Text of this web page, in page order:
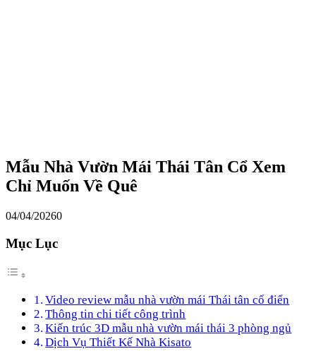
Mẫu Nhà Vườn Mái Thái Tân Cổ Xem
Chỉ Muốn Về Quê
04/04/20260
Mục Lục
Video review mẫu nhà vườn mái Thái tân cổ điển
Thông tin chi tiết công trình
Kiến trúc 3D mẫu nhà vườn mái thái 3 phòng ngủ
Dịch Vụ Thiết Kế Nhà Kisato